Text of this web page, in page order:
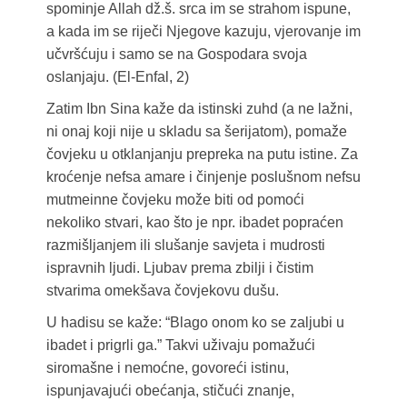
spominje Allah dž.š. srca im se strahom ispune,
a kada im se riječi Njegove kazuju, vjerovanje im
učvršćuju i samo se na Gospodara svoja
oslanjaju. (El-Enfal, 2)
Zatim Ibn Sina kaže da istinski zuhd (a ne lažni,
ni onaj koji nije u skladu sa šerijatom), pomaže
čovjeku u otklanjanju prepreka na putu istine. Za
kroćenje nefsa amare i činjenje poslušnom nefsu
mutmeinne čovjeku može biti od pomoći
nekoliko stvari, kao što je npr. ibadet popraćen
razmišljanjem ili slušanje savjeta i mudrosti
ispravnih ljudi. Ljubav prema zbilji i čistim
stvarima omekšava čovjekovu dušu.
U hadisu se kaže: “Blago onom ko se zaljubi u
ibadet i prigrli ga.” Takvi uživaju pomažući
siromašne i nemoćne, govoreći istinu,
ispunjavajući obećanja, stičući znanje,